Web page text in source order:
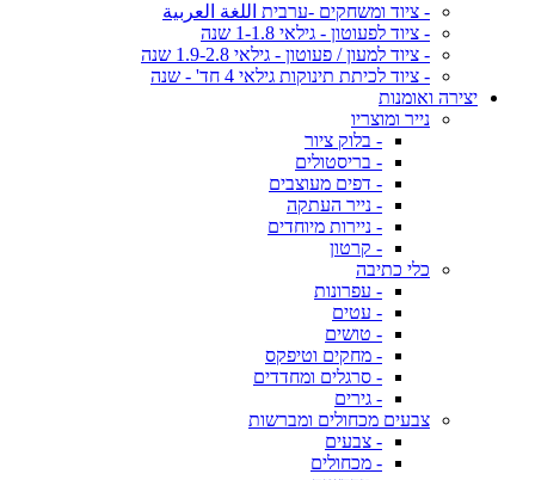
- ציוד ומשחקים -ערבית اللغة العربية
- ציוד לפעוטון - גילאי 1-1.8 שנה
- ציוד למעון / פעוטון - גילאי 1.9-2.8 שנה
- ציוד לכיתת תינוקות גילאי 4 חד' - שנה
יצירה ואומנות
נייר ומוצריו
- בלוק ציור
- בריסטולים
- דפים מעוצבים
- נייר העתקה
- ניירות מיוחדים
- קרטון
כלי כתיבה
- עפרונות
- עטים
- טושים
- מחקים וטיפקס
- סרגלים ומחדדים
- גירים
צבעים מכחולים ומברשות
- צבעים
- מכחולים